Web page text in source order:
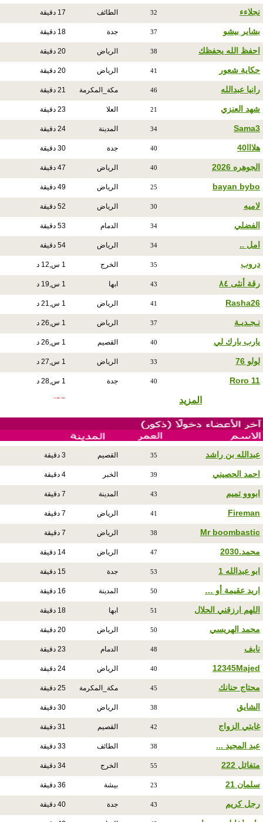
نجلاءء 32 الطائف 17 دقيقة
بشاير بيشو 37 جدة 18 دقيقة
احفظ الله يحفظك 38 الرياض 20 دقيقة
حكاية شعور 41 الرياض 20 دقيقة
رانيا عبدالله 46 مكة_المكرمة 21 دقيقة
شهد العنزي 21 العلا 23 دقيقة
Sama3
34 المدينة 24 دقيقة
هلااا40 40 جدة 30 دقيقة
الجوهره 2026 40 الرياض 47 دقيقة
bayan bybo
25 الرياض 49 دقيقة
لاميه 30 الرياض 52 دقيقة
الفضلي 34 الدمام 53 دقيقة
امل .. 34 الرياض 54 دقيقة
دروب 35 الخرج 1 س,12 د
رقة أنثى ٨٤ 43 ابها 1 س,19 د
Rasha26
41 الرياض 1 س,21 د
نـجـديـة 37 الرياض 1 س,26 د
يارب بارك لي 40 القصيم 1 س,26 د
لولو 76 33 الرياض 1 س,27 د
Roro 11
40 جدة 1 س,28 د
المزيد
عبدالله بن راشد 35 القصيم 3 دقيقة
احمد الحصيني 39 الخبر 4 دقيقة
ابووو تميم 43 المدينة 7 دقيقة
Fireman
41 الرياض 7 دقيقة
Mr boombastic
38 الرياض 7 دقيقة
محمد.2030 47 الرياض 14 دقيقة
ابو عبدالله 1 53 جدة 15 دقيقة
اريد عقيمة أو … 50 المدينة 16 دقيقة
اللهم ارزقني الحلال 51 ابها 18 دقيقة
محمد الهريسي 50 الرياض 20 دقيقة
نايف 48 الدمام 23 دقيقة
12345Majed
40 الرياض 24 دقيقة
محتاج حنانك 45 مكة_المكرمة 25 دقيقة
الشايق 38 الرياض 30 دقيقة
غايتي الزواج 42 القصيم 31 دقيقة
عبد المجيد ... 38 الطائف 33 دقيقة
متفائل 222 55 الخرج 34 دقيقة
سلمان 21 23 بيشة 36 دقيقة
رجل كريم 43 جدة 40 دقيقة